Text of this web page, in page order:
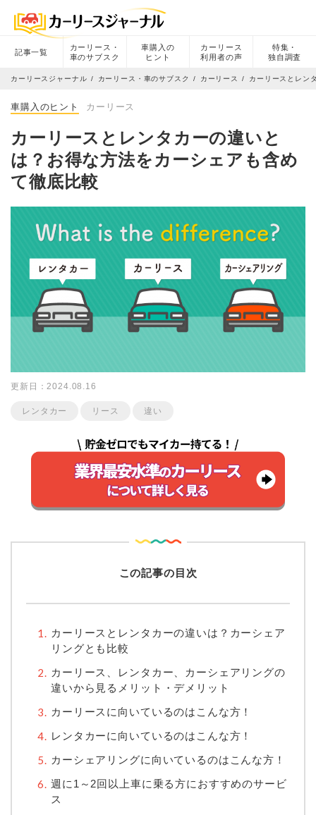
記事一覧
カーリース・
車のサブスク
車購入の
ヒント
カーリース
利用者の声
特集・
独自調査
カーリースジャーナル カーリース・車のサブスク カーリース カーリースとレン
車購入のヒント カーリース
カーリースとレンタカーの違いと
は？お得な方法をカーシェアも含め
て徹底比較
更新日：2024.08.16
レンタカー リース 違い
この記事の目次
カーリースとレンタカーの違いは？カーシェア
リングとも比較
カーリース、レンタカー、カーシェアリングの
違いから見るメリット・デメリット
カーリースに向いているのはこんな方！
レンタカーに向いているのはこんな方！
カーシェアリングに向いているのはこんな方！
週に1～2回以上車に乗る方におすすめのサービ
ス